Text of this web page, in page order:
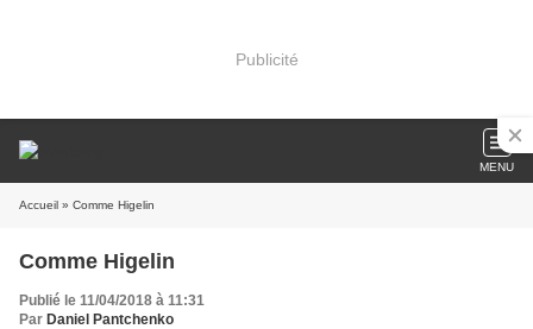
Publicité
MENU
Accueil » Comme Higelin
Comme Higelin
Publié le 11/04/2018 à 11:31
Par Daniel Pantchenko